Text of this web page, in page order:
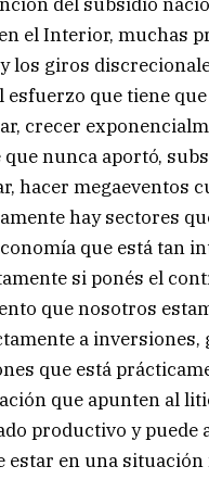
el Interior, muchas
los giros
que tiene
crecer
nunca aportó,
hacer megaeventos
hay sectores
que está tan
si ponés el
que nosotros
a
que está
que apunten al
productivo y
en una